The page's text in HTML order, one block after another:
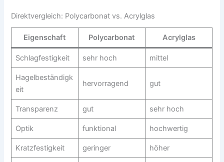
Direktvergleich: Polycarbonat vs. Acrylglas
Eigenschaft Polycarbonat Acrylglas
Schlagfestigkeit sehr hoch mittel
Hagelbeständigk
eit
hervorragend gut
Transparenz gut sehr hoch
Optik funktional hochwertig
Kratzfestigkeit geringer höher